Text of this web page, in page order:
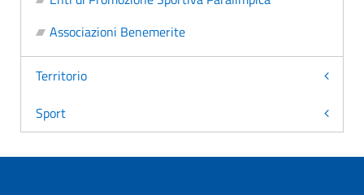
Associazioni Benemerite
Territorio
Sport